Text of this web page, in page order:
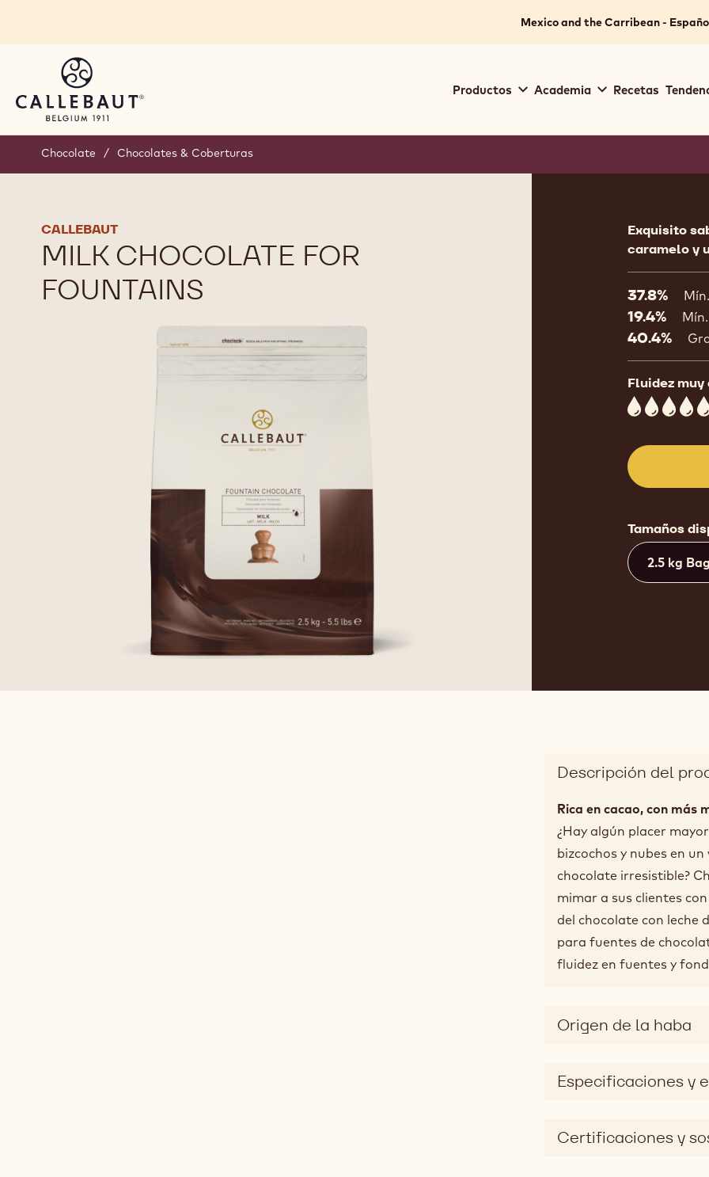
Mexico and the Carribean -
navigation
Productos Academia Recetas
Chocolate / Chocolates & Coberturas
CALLEBAUT
MILK CHOCOLATE FOR
FOUNTAINS
Exquisito
caramelo y
37.8%
19.4%
40.4%
Fluidez
5
Tamaños
2.5 kg Bag
Descripción del
Rica en cacao, con más
¿Hay algún placer
bizcochos y nubes en
chocolate irresistible?
mimar a sus clientes
del chocolate con leche
para fuentes de
fluidez en fuentes y
Origen de la haba
Especificaciones y
Certificaciones y